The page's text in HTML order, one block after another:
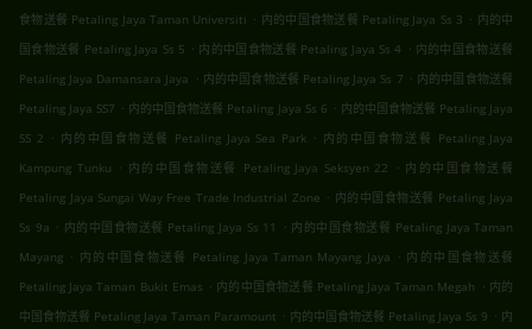
食物送餐 Petaling Jaya Taman Universiti . 内的中国食物送餐 Petaling Jaya Ss 3 . 内的中
国食物送餐 Petaling Jaya Ss 5 . 内的中国食物送餐 Petaling Jaya Ss 4 . 内的中国食物送餐
Petaling Jaya Damansara Jaya . 内的中国食物送餐 Petaling Jaya Ss 7 . 内的中国食物送餐
Petaling Jaya SS7 . 内的中国食物送餐 Petaling Jaya Ss 6 . 内的中国食物送餐 Petaling Jaya
SS 2 . 内的中国食物送餐 Petaling Jaya Sea Park . 内的中国食物送餐 Petaling Jaya
Kampung Tunku . 内的中国食物送餐 Petaling Jaya Seksyen 22 . 内的中国食物送餐
Petaling Jaya Sungai Way Free Trade Industrial Zone . 内的中国食物送餐 Petaling Jaya
Ss 9a . 内的中国食物送餐 Petaling Jaya Ss 11 . 内的中国食物送餐 Petaling Jaya Taman
Mayang . 内的中国食物送餐 Petaling Jaya Taman Mayang Jaya . 内的中国食物送餐
Petaling Jaya Taman Bukit Emas . 内的中国食物送餐 Petaling Jaya Taman Megah . 内的
中国食物送餐 Petaling Jaya Taman Paramount . 内的中国食物送餐 Petaling Jaya Ss 9 . 内